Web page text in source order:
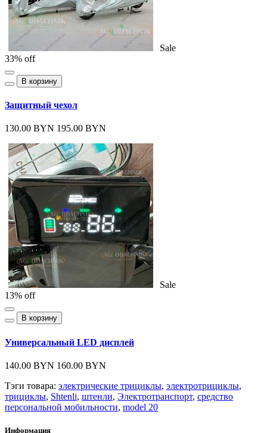
Sale
33% off
В корзину
Защитный чехол
130.00 BYN 195.00 BYN
Sale
13% off
В корзину
Универсальный LED дисплей
140.00 BYN 160.00 BYN
Тэги товара: электрические трициклы, электротрициклы,
трициклы, Shtenli, штенли, Электротранспорт, средство
персональной мобильности, model 20
Информация